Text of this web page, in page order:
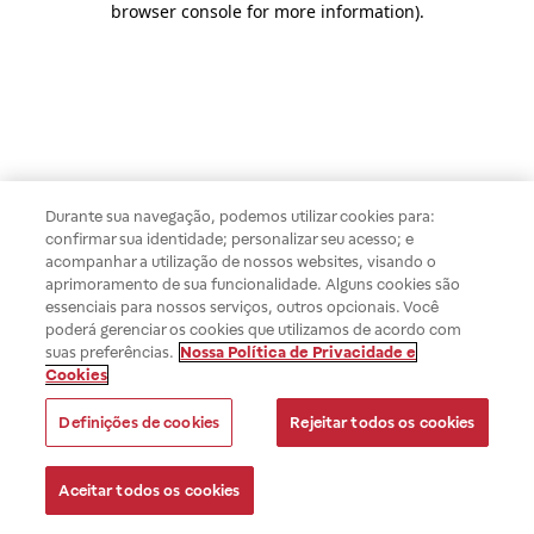
browser console for more information).
Durante sua navegação, podemos utilizar cookies para:
confirmar sua identidade; personalizar seu acesso; e
acompanhar a utilização de nossos websites, visando o
aprimoramento de sua funcionalidade. Alguns cookies são
essenciais para nossos serviços, outros opcionais. Você
poderá gerenciar os cookies que utilizamos de acordo com
suas preferências. Nossa Política de Privacidade e
Cookies
Definições de cookies Rejeitar todos os cookies
Aceitar todos os cookies